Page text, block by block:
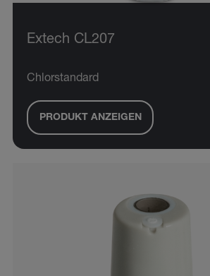
Extech CL207
Chlorstandard
PRODUKT ANZEIGEN